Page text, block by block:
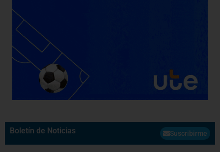
Boletín de Noticias Suscribirme